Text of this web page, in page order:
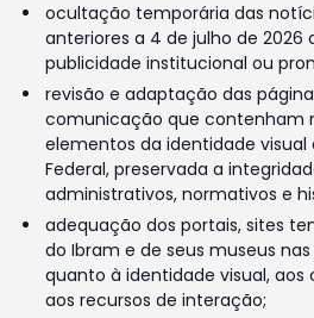
ocultação temporária das
anteriores a 4 de julho de 2026
publicidade institucional ou
revisão e adaptação das
comunicação que contenham
elementos da identidade visual
Federal, preservada a
administrativos, normativos e
adequação dos portais, sites
do Ibram e de seus museus
quanto à identidade visual,
aos recursos de interação;